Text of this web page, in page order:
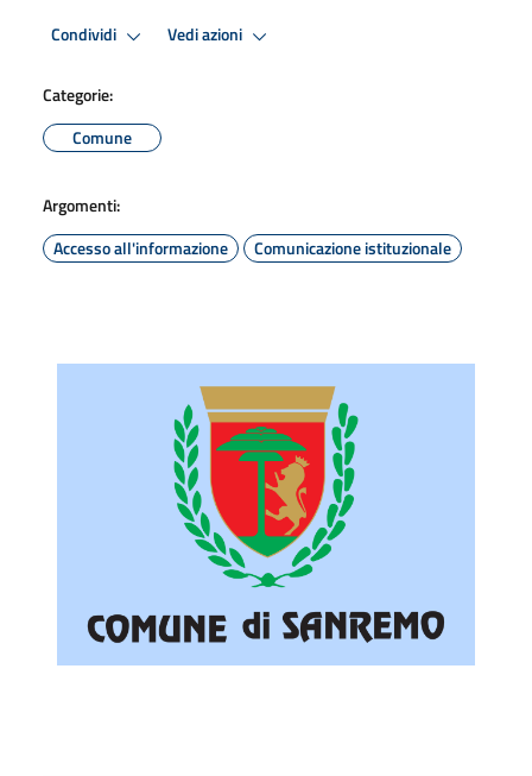
Condividi Vedi azioni
Categorie:
Comune
Argomenti:
Accesso all'informazione
Comunicazione istituzionale